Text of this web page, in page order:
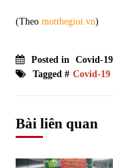
(Theo motthegioi.vn)
Posted in Covid-19
Tagged # Covid-19
Bài liên quan